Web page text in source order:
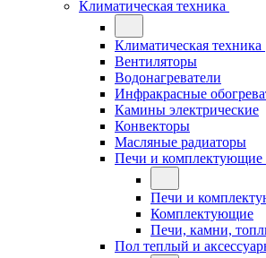
Климатическая техника
Климатическая техника
Вентиляторы
Водонагреватели
Инфракрасные
Камины электрические
Конвекторы
Масляные радиаторы
Печи и комплектующие
Печи и
Комплектующие
Печи, камни,
Пол теплый и